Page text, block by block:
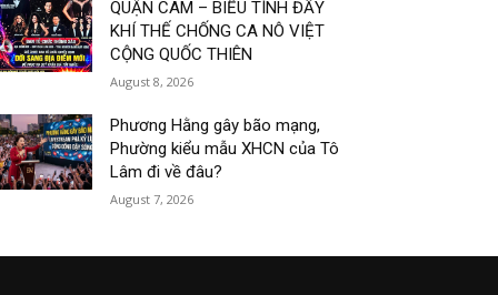
QUẬN CAM – BIỂU TÌNH ĐẦY
KHÍ THẾ CHỐNG CA NÔ VIỆT
CỘNG QUỐC THIÊN
August 8, 2026
Phương Hằng gây bão mạng,
Phường kiểu mẫu XHCN của Tô
Lâm đi về đâu?
August 7, 2026